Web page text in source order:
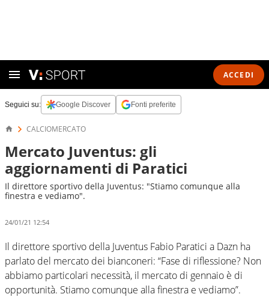
ACCEDI
Seguici su: Google Discover Fonti preferite
CALCIOMERCATO
Mercato Juventus: gli
aggiornamenti di Paratici
Il direttore sportivo della Juventus: "Stiamo comunque alla
finestra e vediamo".
24/01/21 12:54
Il direttore sportivo della Juventus Fabio Paratici a Dazn ha
parlato del mercato dei bianconeri: “Fase di riflessione? Non
abbiamo particolari necessità, il mercato di gennaio è di
opportunità. Stiamo comunque alla finestra e vediamo”.